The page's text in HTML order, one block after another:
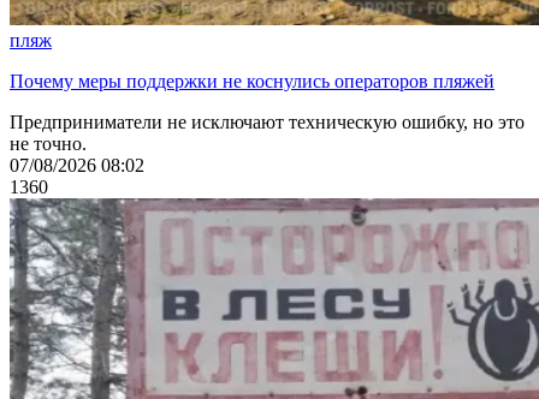
пляж
Почему меры поддержки не коснулись операторов пляжей
Предприниматели не исключают техническую ошибку, но это
не точно.
07/08/2026 08:02
1360